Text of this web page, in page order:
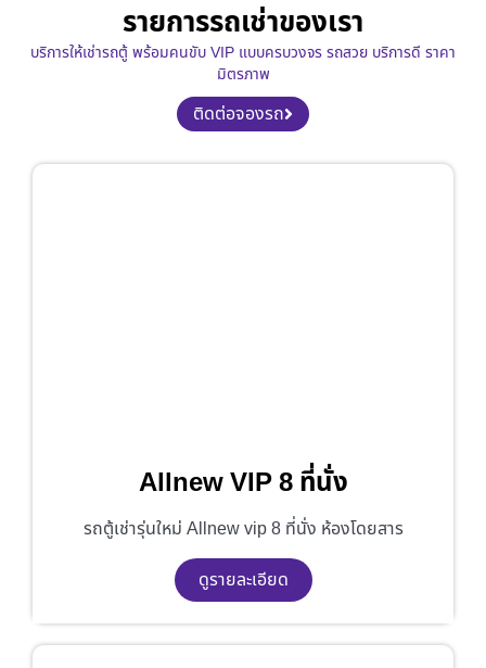
รายการรถเช่าของเรา
บริการให้เช่ารถตู้ พร้อมคนขับ VIP แบบครบวงจร รถสวย บริการดี ราคา
มิตรภาพ
ติดต่อจองรถ
Allnew VIP 8 ที่นั่ง
รถตู้เช่ารุ่นใหม่ Allnew vip 8 ที่นั่ง ห้องโดยสาร
ดูรายละเอียด